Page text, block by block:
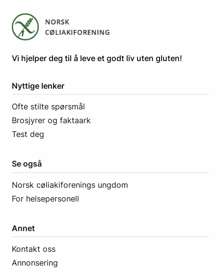
​​​​Vi hjelper deg til å leve et godt liv uten gluten! ​
Nyttige lenker
Ofte stilte spørsmål
Brosjyrer og faktaark
Test deg
Se også
Norsk cøliakiforenings ungdom
For helsepersonell
Annet
Kontakt oss
Annonsering